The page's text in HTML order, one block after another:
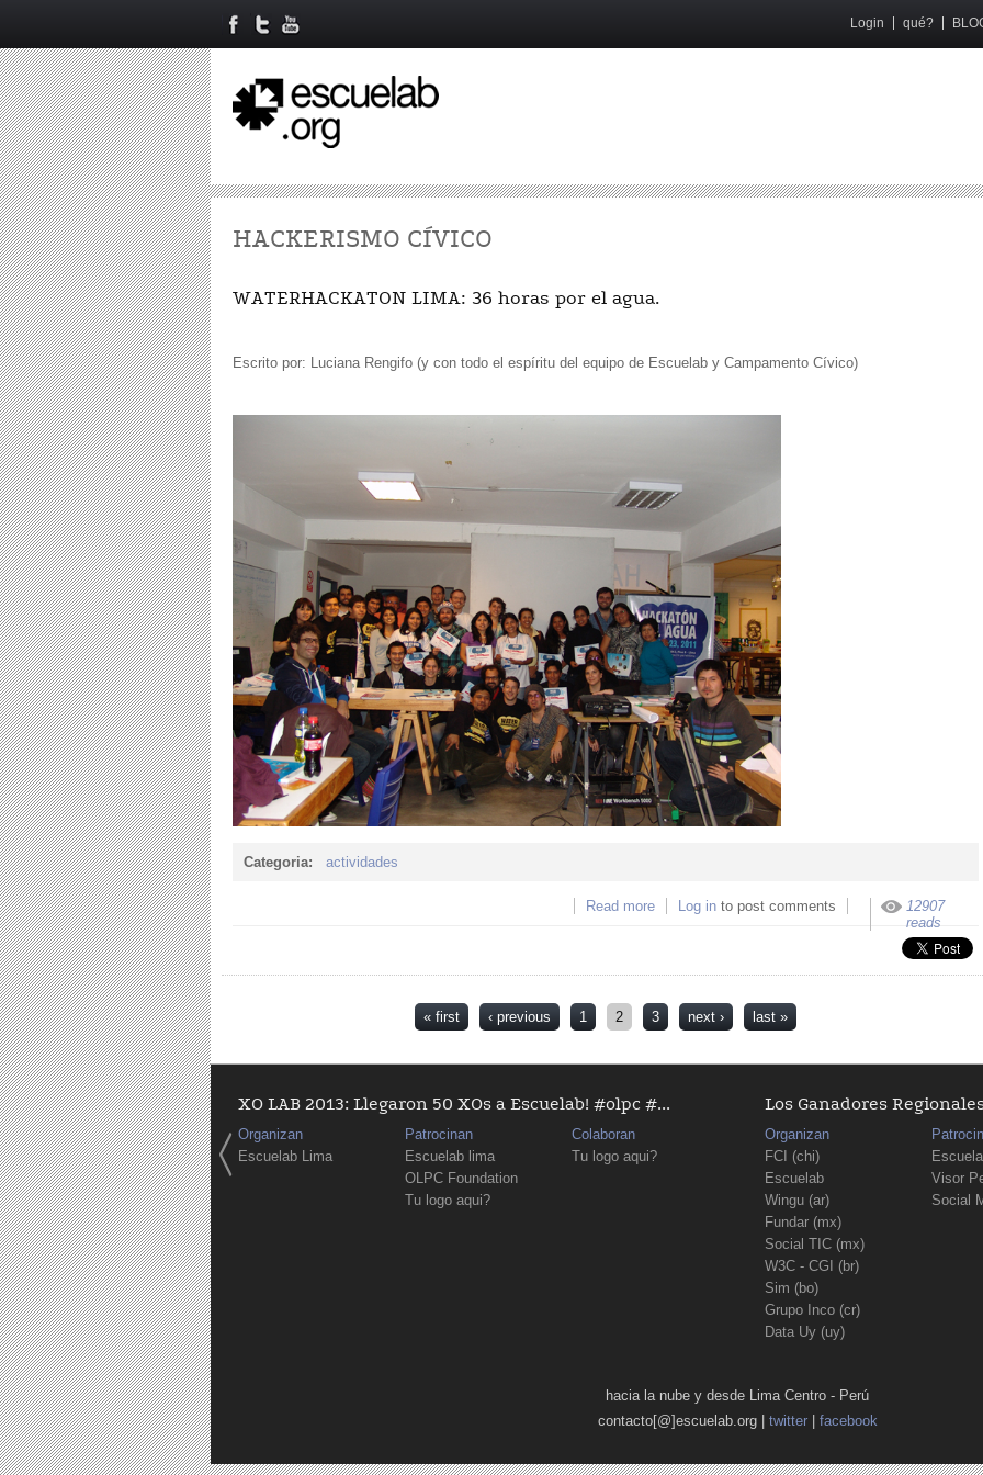
Login qué?
HACKERISMO CÍVICO
WATERHACKATON LIMA: 36 horas por el agua.
Escrito por: Luciana Rengifo (y con todo el espíritu del equipo de Escuelab y Campamento Cívico)
Categoria: actividades
Read more about WATERHACKATON LIMA: 36 horas por
Log in to post comments
12907
reads
« first ‹ previous 1 2 3 next › last »
XO LAB 2013: Llegaron 50 XOs a Escuelab! #olpc #...
Organizan
Escuelab Lima
Patrocinan
Escuelab lima
OLPC Foundation
Tu logo aqui?
Colaboran
Tu logo aqui?
Los Ganadores
Organizan
FCI (chi)
Escuelab
Wingu (ar)
Fundar (mx)
Social TIC (mx)
W3C - CGI (br)
Sim (bo)
Grupo Inco (cr)
Data Uy (uy)
Visor
Social
hacia la nube y desde Lima Centro - Perú
contacto[@]escuelab.org | twitter| facebook